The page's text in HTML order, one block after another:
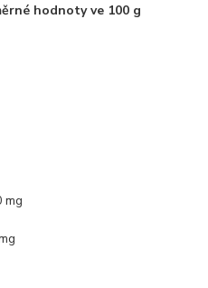
hodnoty ve 100 g
mg